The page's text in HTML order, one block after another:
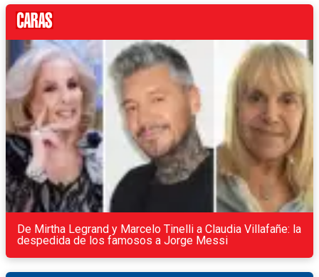
De Mirtha Legrand y Marcelo Tinelli a Claudia Villafañe: la
despedida de los famosos a Jorge Messi